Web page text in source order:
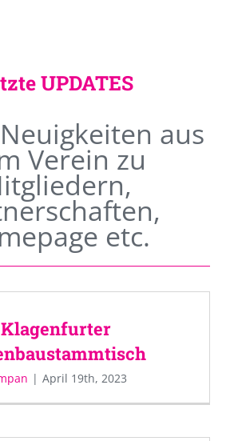
UPDATES
aus
Verein zu
etc.
| April 19th, 2023